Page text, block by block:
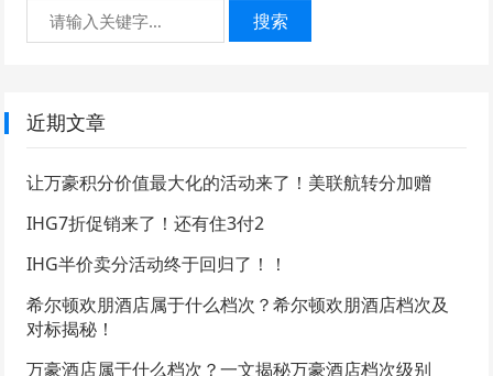
搜索
近期文章
让万豪积分价值最大化的活动来了！美联航转分加赠
IHG7折促销来了！还有住3付2
IHG半价卖分活动终于回归了！！
希尔顿欢朋酒店属于什么档次？希尔顿欢朋酒店档次及
对标揭秘！
万豪酒店属于什么档次？一文揭秘万豪酒店档次级别